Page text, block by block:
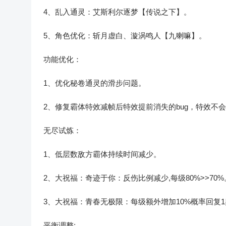
4、乱入通灵：艾斯利尔逐梦【传说之下】。
5、角色优化：斩月虚白、漩涡鸣人【九喇嘛】。
功能优化：
1、优化秘卷通灵的滑步问题。
2、修复霸体特效减帧后特效提前消失的bug，特效不会
无尽试炼：
1、低层数敌方霸体持续时间减少。
2、大祝福：奇迹于你：反伤比例减少,每级80%>>70%
3、大祝福：青春无极限：每级额外增加10%概率回复1